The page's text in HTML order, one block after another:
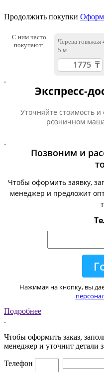
Продолжить покупки
С ним часто
покупают:
Черева говяжья
5 м
.
Экспресс-
Уточняйте стоимость и
розничном
.
Позвоним и
Чтобы оформить заявку,
менеджер и предложит
Нажимая на кнопку, вы
Подробнее
.
Чтобы оформить заказ,
менеджер и уточнит детали
Телефон